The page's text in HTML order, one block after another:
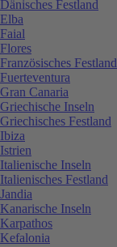
Dänisches Festland
Elba
Faial
Flores
Französisches Festland
Fuerteventura
Gran Canaria
Griechische Inseln
Griechisches Festland
Ibiza
Istrien
Italienische Inseln
Italienisches Festland
Jandia
Kanarische Inseln
Karpathos
Kefalonia